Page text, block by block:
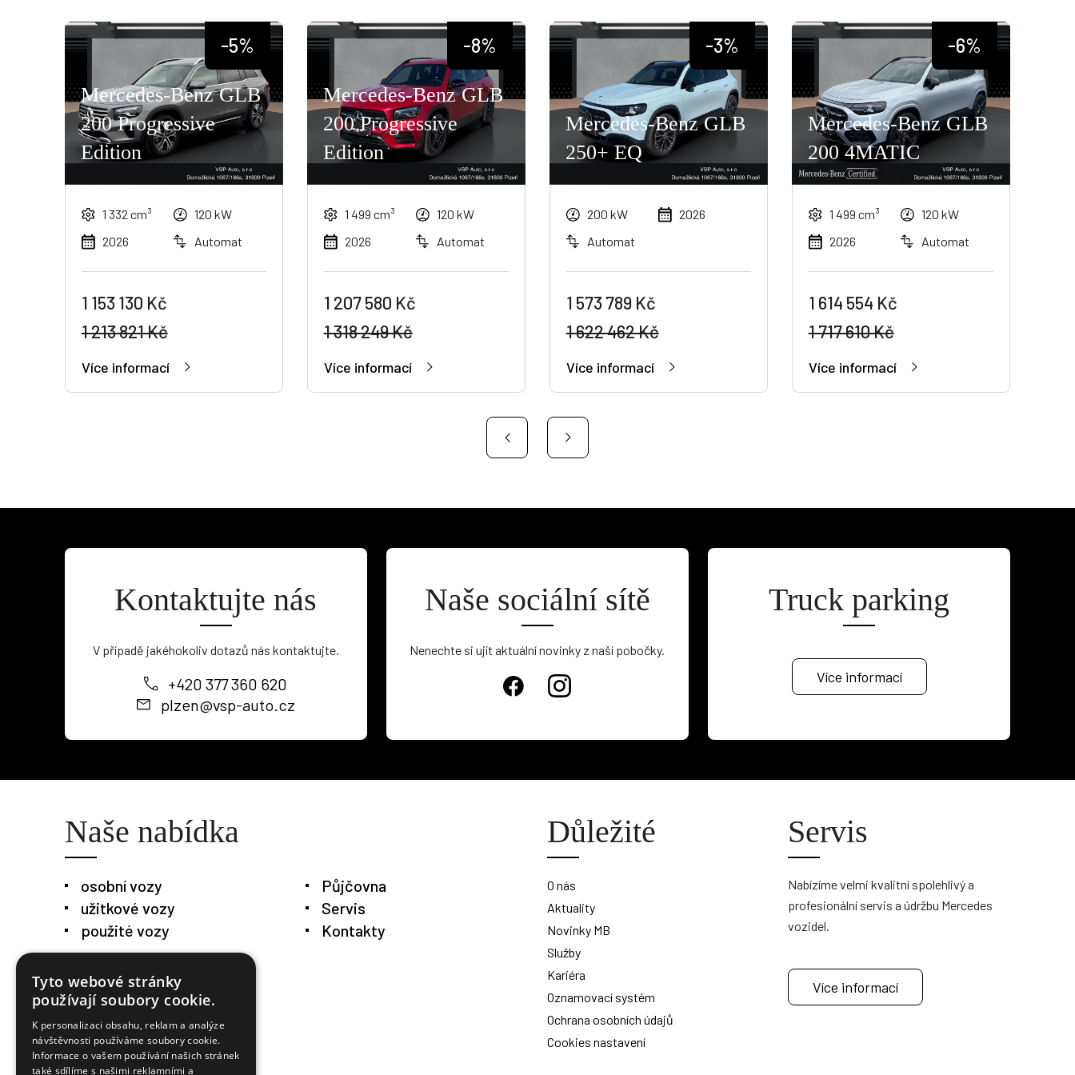
-5%
Mercedes-Benz GLB
200 Progressive
Edition
1 332 cm³
120 kW
2026
Automat
1 153 130 Kč
1 213 821 Kč
Více informací
-8%
Mercedes-Benz GLB
200 Progressive
Edition
1 499 cm³
120 kW
2026
Automat
1 207 580 Kč
1 318 249 Kč
Více informací
-3%
Mercedes-Benz GLB
250+ EQ
200 kW
2026
Automat
1 573 789 Kč
1 622 462 Kč
Více informací
-6%
Mercedes-Benz GLB
200 4MATIC
1 499 cm³
120 kW
2026
Automat
1 614 554 Kč
1 717 610 Kč
Více informací
Kontaktujte nás
V případě jakéhokoliv dotazů nás kontaktujte.
+420 377 360 620
plzen@vsp-auto.cz
Naše sociální sítě
Nenechte si ujít aktuální novinky z naší pobočky.
Truck parking
Více informací
Naše nabídka
osobní vozy
užitkové vozy
použité vozy
Půjčovna
Servis
Kontakty
Důležité
O nás
Aktuality
Novinky MB
Služby
Kariéra
Oznamovací systém
Ochrana osobních údajů
Cookies nastavení
Servis
Nabízíme velmi kvalitní spolehlivý a
profesionální servis a údržbu Mercedes
vozidel.
Více informací
Tyto webové stránky
používají soubory cookie.
K personalizaci obsahu, reklam a analýze
návštěvnosti používáme soubory cookie.
Informace o vašem používání našich stránek
také sdílíme s našimi reklamními a